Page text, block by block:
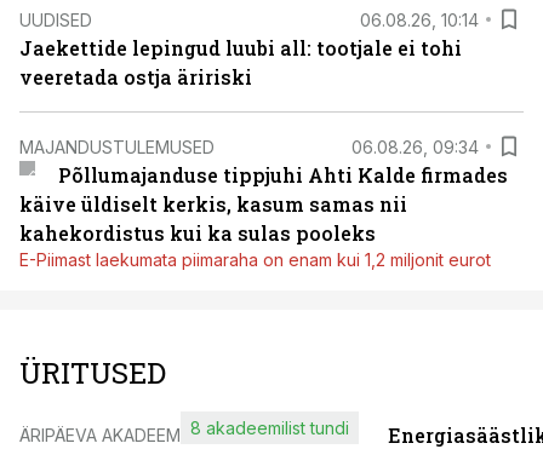
UUDISED 06.08.26, 10:14
Jaekettide lepingud luubi all: tootjale ei tohi
veeretada ostja äririski
MAJANDUSTULEMUSED 06.08.26, 09:34
Põllumajanduse tippjuhi Ahti Kalde firmades
käive üldiselt kerkis, kasum samas nii
kahekordistus kui ka sulas pooleks
E-Piimast laekumata piimaraha on enam kui 1,2 miljonit eurot
ÜRITUSED
ÄRIPÄEVA AKADEEMIA8 akadeemilist tundi